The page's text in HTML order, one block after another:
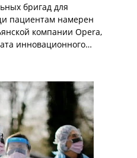
бригад для
пациентам намерен
компании Opera,
инновационного